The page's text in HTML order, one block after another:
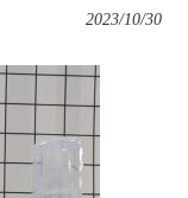
2023/10/30